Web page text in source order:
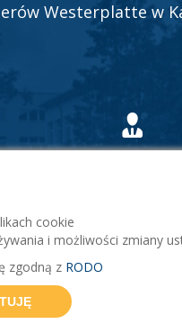
Westerplatte w
cookie
i możliwości zmiany
zgodną z RODO